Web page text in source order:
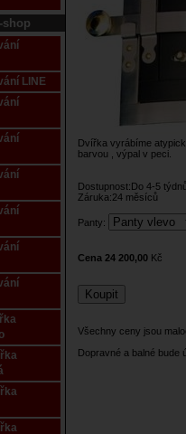
shop
LINE
Dvířka vyrábíme
barvou , výpal v peci.
Dostupnost:Do 4-5 týdnů
Záruka:24 měsíců
Panty:
Cena 24 200,00 Kč
Všechny ceny jsou
Dopravné a balné bude